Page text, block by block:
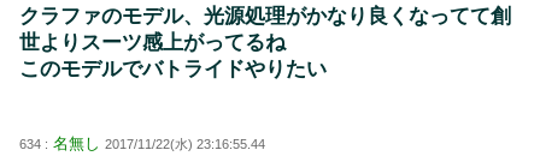
クラファのモデル、光源処理がかなり良くなってて創
世よりスーツ感上がってるね
このモデルでバトライドやりたい
634 : 名無し 2017/11/22(水) 23:16:55.44